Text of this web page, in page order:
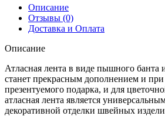
Описание
Отзывы (0)
Доставка и Оплата
Описание
Атласная лента в виде пышного банта
станет прекрасным дополнением и
презентуемого подарка, и для
атласная лента является
декоративной отделки швейных